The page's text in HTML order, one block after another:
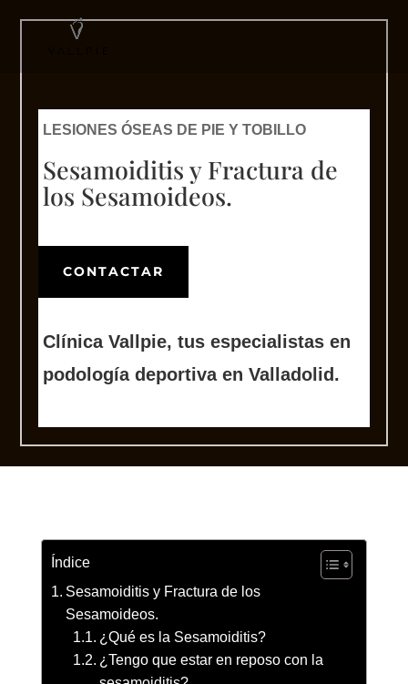
LESIONES ÓSEAS DE PIE Y TOBILLO
Sesamoiditis y Fractura de
los Sesamoideos.
CONTACTAR
Clínica Vallpie, tusespecialistas en
podología deportiva en Valladolid.
Índice
Sesamoiditis y Fractura de los
Sesamoideos.
¿Qué es la Sesamoiditis?
¿Tengo que estar en reposo con la